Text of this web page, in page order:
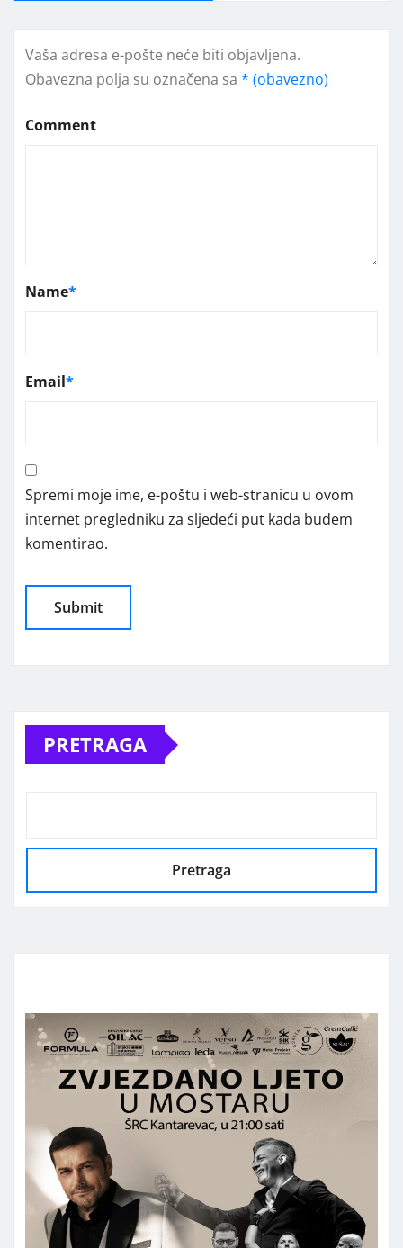
Vaša adresa e-pošte neće biti objavljena.
Obavezna polja su označena sa * (obavezno)
Comment
Name*
Email*
Spremi moje ime, e-poštu i web-stranicu u ovom
internet pregledniku za sljedeći put kada budem
komentirao.
PRETRAGA
Pretraga